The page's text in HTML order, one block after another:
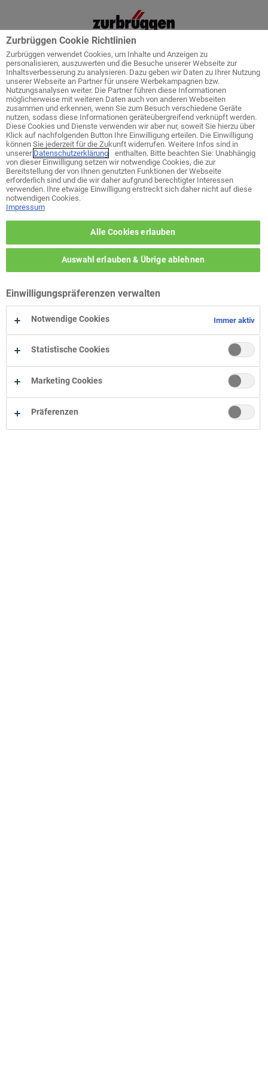
Startseite Service Küchenplanung
Welches ist ihr bevorzugtes Wohn-
Zentrum?
zurück zur Themen-Auswahl
Wohn-Zentrum Unna
Wohn-Zentrum Delmenhorst
Wohn-Zentrum Bielefeld
Wohn-Zentrum Oelde
Wohn-Zentrum Herne
Zurbrüggen Cookie Richtlinien
Zurbrüggen verwendet Cookies, um Inhalte und Anzeigen zu
personalisieren, auszuwerten und die Besuche unserer Webseite zur
Inhaltsverbesserung zu analysieren. Dazu geben wir Daten zu Ihrer Nutzung
unserer Webseite an Partner für unsere Werbekampagnen bzw.
Nutzungsanalysen weiter. Die Partner führen diese Informationen
möglicherweise mit weiteren Daten auch von anderen Webseiten
zusammen und erkennen, wenn Sie zum Besuch verschiedene Geräte
nutzen, sodass diese Informationen geräteübergreifend verknüpft werden.
Diese Cookies und Dienste verwenden wir aber nur, soweit Sie hierzu über
Klick auf nachfolgenden Button Ihre Einwilligung erteilen. Die Einwilligung
können Sie jederzeit für die Zukunft widerrufen. Weitere Infos sind in
unserer Datenschutzerklärung
enthalten. Bitte beachten Sie: Unabhängig
von dieser Einwilligung setzen wir notwendige Cookies, die zur
Bereitstellung der von Ihnen genutzten Funktionen der Webseite
erforderlich sind und die wir daher aufgrund berechtigter Interessen
verwenden. Ihre etwaige Einwilligung erstreckt sich daher nicht auf diese
notwendigen Cookies.
Impressum
Alle Cookies erlauben
Auswahl erlauben & Übrige ablehnen
Einwilligungspräferenzen verwalten
Notwendige Cookies Immer aktiv
Statistische Cookies
Marketing Cookies
Präferenzen